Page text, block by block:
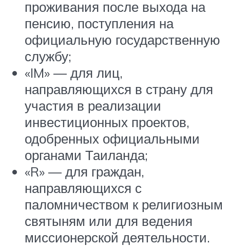
проживания после выхода на
пенсию, поступления на
официальную государственную
службу;
«IM» — для лиц,
направляющихся в страну для
участия в реализации
инвестиционных проектов,
одобренных официальными
органами Таиланда;
«R» — для граждан,
направляющихся с
паломничеством к религиозным
святыням или для ведения
миссионерской деятельности.